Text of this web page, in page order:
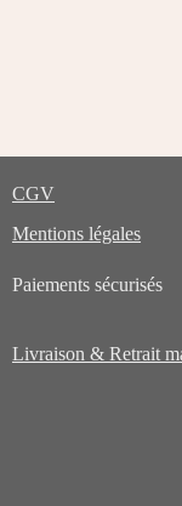
CGV
Mentions légales
Paiements sécurisés
Livraison & Retrait